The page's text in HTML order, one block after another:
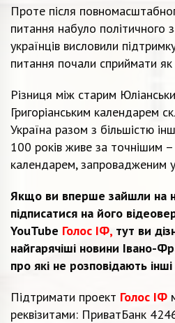
Проте після
питання набуло політичного
українців висловили
питання почали сприймати як
Різниця між старим
Григоріанським календарем
Україна разом з більшістю
100 років живе за точнішим –
календарем, запровадженим
Якщо ви вперше зайшли на
підписатися на його
YouTube Голос ІФ, тут ви
найгарячіші новини Івано-
про які не розповідають
Підтримати проект Голос ІФ
реквізитами: ПриватБанк